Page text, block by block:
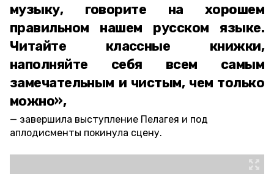
музыку, говорите на хорошем
правильном нашем русском языке.
Читайте классные книжки,
наполняйте себя всем самым
замечательным и чистым, чем только
можно»,
завершила выступление Пелагея и под
аплодисменты покинула сцену.